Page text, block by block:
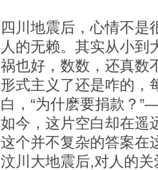
四川地震后，心情不是
人的无赖。其实从小到
祸也好，数数，还真数
形式主义了还是咋的，
白，“为什麽要捐款？
如今，这片空白却在遥
这个并不复杂的答案在
汶川大地震后,对人的